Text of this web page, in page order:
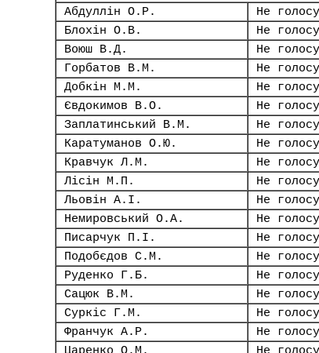
Абдуллін О.Р.
Не
Блохін О.В.
Не
Воюш В.Д.
Не
Горбатов В.М.
Не
Добкін М.М.
Не
Євдокимов В.О.
Не
Заплатинський В.М.
Не
Каратуманов О.Ю.
Не
Кравчук Л.М.
Не
Лісін М.П.
Не
Льовін А.І.
Не
Немировський О.А.
Не
Писарчук П.І.
Не
Подобєдов С.М.
Не
Руденко Г.Б.
Не
Сацюк В.М.
Не
Суркіс Г.М.
Не
Франчук А.Р.
Не